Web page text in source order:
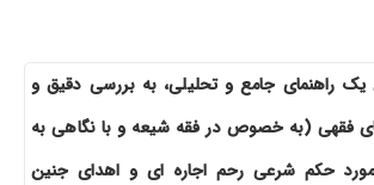
راهنمای جامع و تحلیلی، به بررسی دقیق و
فقهی (به خصوص در فقه شیعه و با نگاهی به
حکم شرعی رحم اجاره ای و اهدای جنین